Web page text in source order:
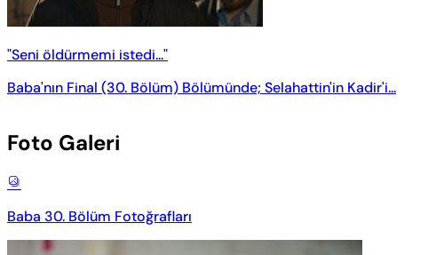
"Seni öldürmemi istedi..."
Baba'nın Final (30. Bölüm) Bölümünde; Selahattin'in Kadir'i...
Foto Galeri
Baba 30. Bölüm Fotoğrafları